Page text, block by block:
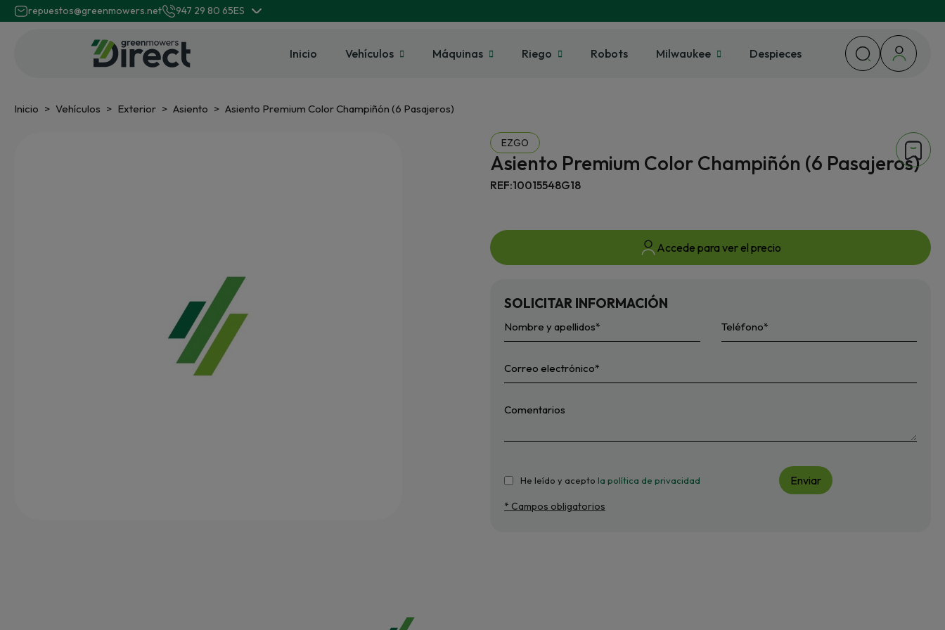
repuestos@greenmowers.net 947 29 80 65ES
Inicio Vehículos Máquinas Riego Robots Milwaukee Despieces
Inicio Vehículos Exterior Asiento Asiento Premium Color Champiñón (6 Pasajeros)
EZGO
Asiento Premium Color Champiñón (6 Pasajeros)
REF:10015548G18
Accede para ver el precio
SOLICITAR INFORMACIÓN
He leído y acepto la política de privacidad Enviar
* Campos obligatorios